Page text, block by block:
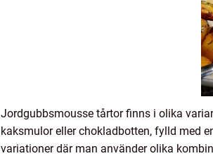
Jordgubbsmousse tårtor finns i olika
kaksmulor eller chokladbotten, fylld med
variationer där man använder olika